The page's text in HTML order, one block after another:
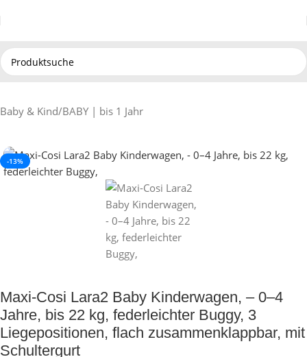
Baby & Kind/BABY | bis 1 Jahr
-13%
Maxi-Cosi Lara2 Baby Kinderwagen, – 0–4
Jahre, bis 22 kg, federleichter Buggy, 3
Liegepositionen, flach zusammenklappbar, mit
Schultergurt